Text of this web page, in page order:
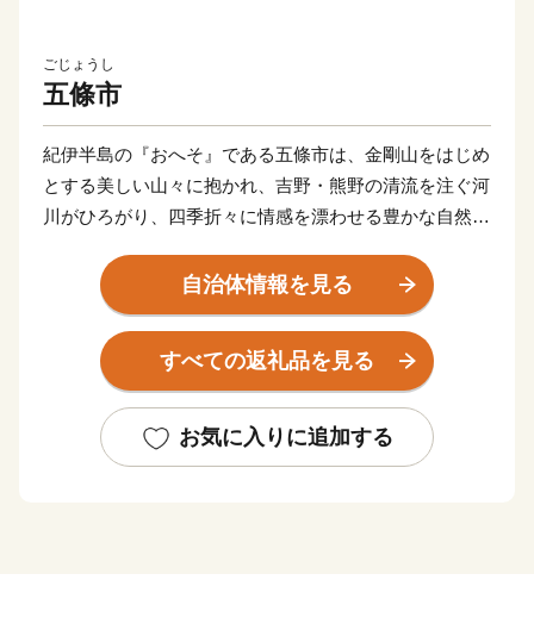
ごじょうし
五條市
紀伊半島の『おへそ』である五條市は、金剛山をはじめ
とする美しい山々に抱かれ、吉野・熊野の清流を注ぐ河
川がひろがり、四季折々に情感を漂わせる豊かな自然に
清らかな大地と水に育まれた日本一の柿や梅などの果
樹、鮎やあまごなどの川魚をはじめ、大自然の恩みを受
けた当地ならではのおいしいものも満載。
明治維新発祥の地である五條市は、ロマンあふれる歴史
す重要伝統的建造物群保存地区『新町通り』、ユネスコ
の世界遺産に登録された「大峯奥駈道」も自慢です。
自治体情報を見る
すべての返礼品を見る
お気に入りに追加する